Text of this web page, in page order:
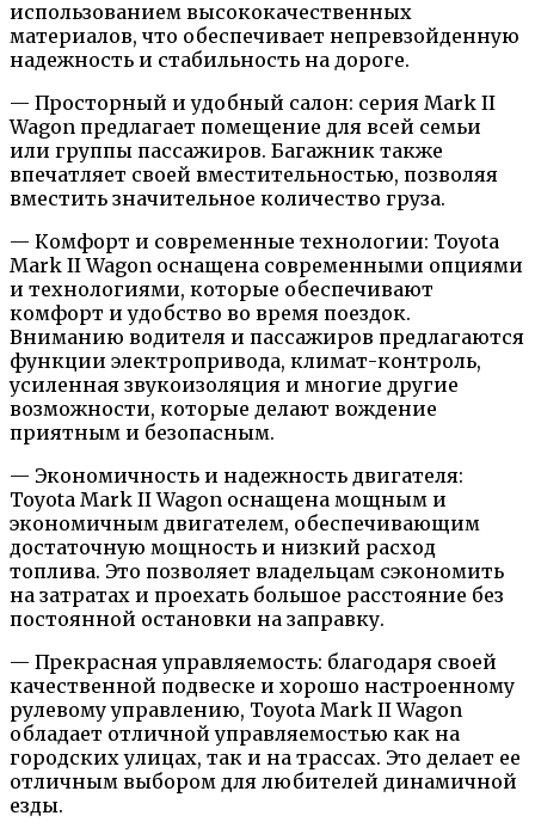
использованием высококачественных
материалов, что обеспечивает непревзойденную
надежность и стабильность на дороге.
— Просторный и удобный салон: серия Mark II
Wagon предлагает помещение для всей семьи
или группы пассажиров. Багажник также
впечатляет своей вместительностью, позволяя
вместить значительное количество груза.
— Комфорт и современные технологии: Toyota
Mark II Wagon оснащена современными опциями
и технологиями, которые обеспечивают
комфорт и удобство во время поездок.
Вниманию водителя и пассажиров предлагаются
функции электропривода, климат-контроль,
усиленная звукоизоляция и многие другие
возможности, которые делают вождение
приятным и безопасным.
— Экономичность и надежность двигателя:
Toyota Mark II Wagon оснащена мощным и
экономичным двигателем, обеспечивающим
достаточную мощность и низкий расход
топлива. Это позволяет владельцам сэкономить
на затратах и проехать большое расстояние без
постоянной остановки на заправку.
— Прекрасная управляемость: благодаря своей
качественной подвеске и хорошо настроенному
рулевому управлению, Toyota Mark II Wagon
обладает отличной управляемостью как на
городских улицах, так и на трассах. Это делает ее
отличным выбором для любителей динамичной
езды.